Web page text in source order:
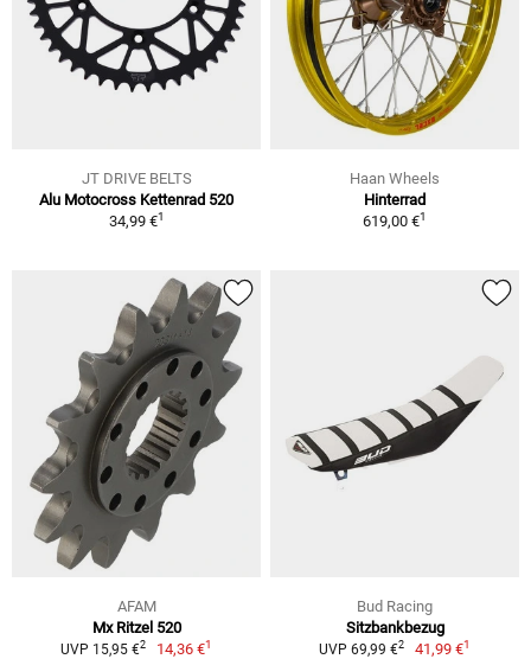
JT DRIVE BELTS
Alu Motocross Kettenrad 520
34,99 €1
Haan Wheels
Hinterrad
619,00 €1
AFAM
Mx Ritzel 520
UVP 15,95 €2 14,36 €1
Bud Racing
Sitzbankbezug
UVP 69,99 €2 41,99 €1